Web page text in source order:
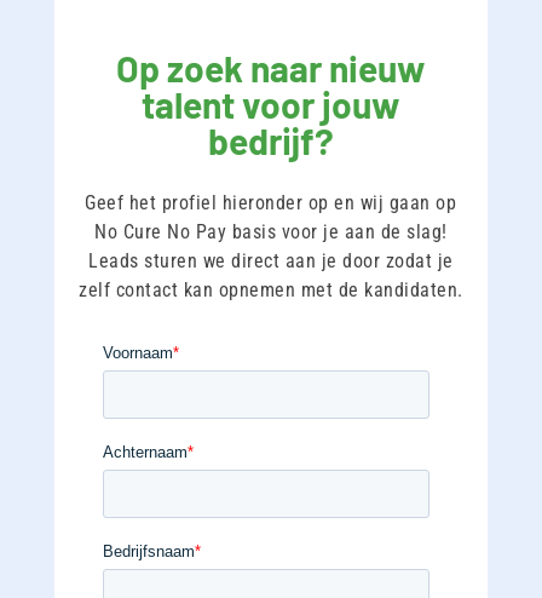
Op zoek naar nieuw
talent voor jouw
bedrijf?
Geef het profiel hieronder op en wij gaan op
No Cure No Pay basis voor je aan de slag!
Leads sturen we direct aan je door zodat je
zelf contact kan opnemen met de kandidaten.